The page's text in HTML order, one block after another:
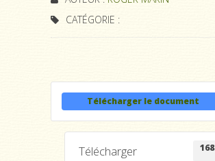
CATÉGORIE :
Télécharger le document
Télécharger 168